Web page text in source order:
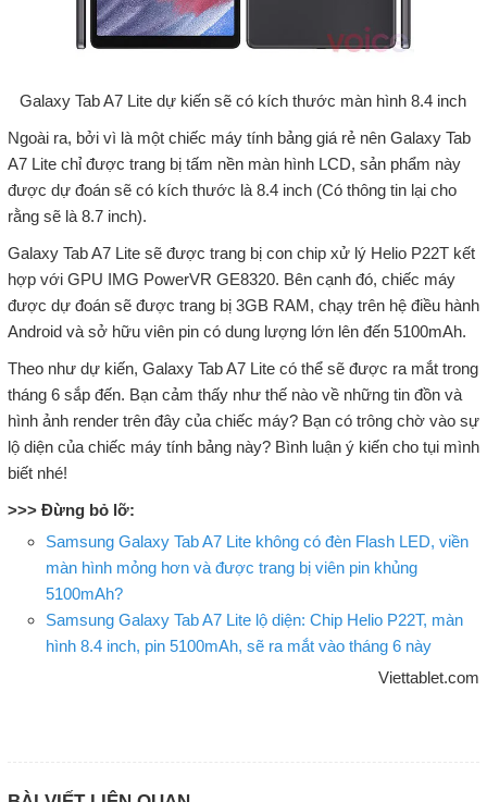
Galaxy Tab A7 Lite dự kiến sẽ có kích thước màn hình 8.4 inch
Ngoài ra, bởi vì là một chiếc máy tính bảng giá rẻ nên Galaxy Tab
A7 Lite chỉ được trang bị tấm nền màn hình LCD, sản phẩm này
được dự đoán sẽ có kích thước là 8.4 inch (Có thông tin lại cho
rằng sẽ là 8.7 inch).
Galaxy Tab A7 Lite sẽ được trang bị con chip xử lý Helio P22T kết
hợp với GPU IMG PowerVR GE8320. Bên cạnh đó, chiếc máy
được dự đoán sẽ được trang bị 3GB RAM, chạy trên hệ điều hành
Android và sở hữu viên pin có dung lượng lớn lên đến 5100mAh.
Theo như dự kiến, Galaxy Tab A7 Lite có thể sẽ được ra mắt trong
tháng 6 sắp đến. Bạn cảm thấy như thế nào về những tin đồn và
hình ảnh render trên đây của chiếc máy? Bạn có trông chờ vào sự
lộ diện của chiếc máy tính bảng này? Bình luận ý kiến cho tụi mình
biết nhé!
>>> Đừng bỏ lỡ:
Samsung Galaxy Tab A7 Lite không có đèn Flash LED, viền
màn hình mỏng hơn và được trang bị viên pin khủng
5100mAh?
Samsung Galaxy Tab A7 Lite lộ diện: Chip Helio P22T, màn
hình 8.4 inch, pin 5100mAh, sẽ ra mắt vào tháng 6 này
Viettablet.com